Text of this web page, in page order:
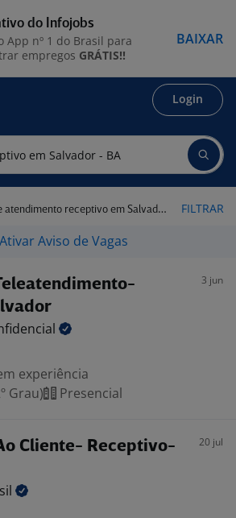
Login
receptivo em Salvador - BA FILTRAR
Ativar Aviso de Vagas
3 jun
experiência
Grau)
Presencial
Cliente- Receptivo-
20 jul
do Infojobs
App nº 1 do Brasil para
empregos GRÁTIS!!
BAIXAR